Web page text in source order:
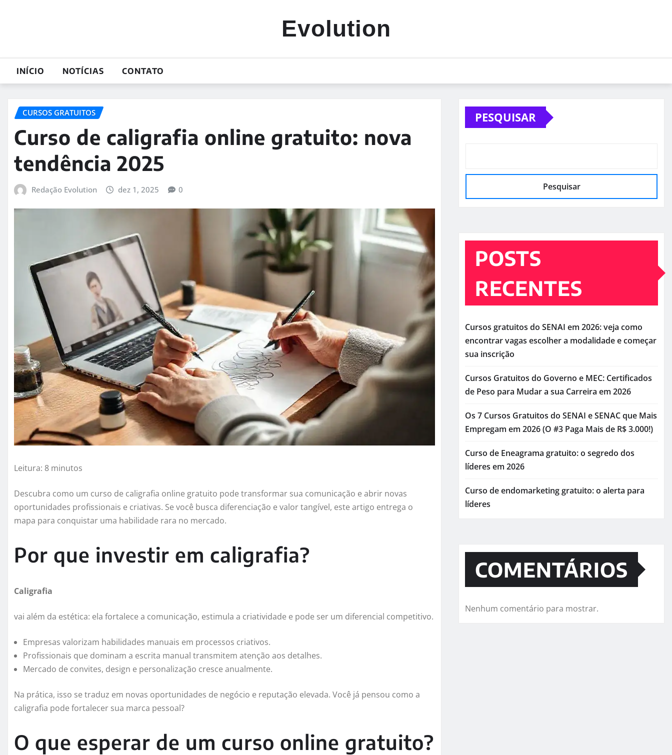
Evolution
INÍCIO NOTÍCIAS CONTATO
CURSOS GRATUITOS
Curso de caligrafia online gratuito: nova
tendência 2025
Redação Evolution dez 1, 2025 0
Leitura: 8 minutos
Descubra como um curso de caligrafia online gratuito pode transformar sua comunicação e abrir novas
oportunidades profissionais e criativas. Se você busca diferenciação e valor tangível, este artigo entrega o
mapa para conquistar uma habilidade rara no mercado.
Por que investir em caligrafia?
Caligrafia
vai além da estética: ela fortalece a comunicação, estimula a criatividade e pode ser um diferencial competitivo.
Empresas valorizam habilidades manuais em processos criativos.
Profissionais que dominam a escrita manual transmitem atenção aos detalhes.
Mercado de convites, design e personalização cresce anualmente.
Na prática, isso se traduz em novas oportunidades de negócio e reputação elevada. Você já pensou como a
caligrafia pode fortalecer sua marca pessoal?
O que esperar de um curso online gratuito?
PESQUISAR
Pesquisar
POSTS
RECENTES
Cursos gratuitos do SENAI em 2026: veja como
encontrar vagas escolher a modalidade e começar
sua inscrição
Cursos Gratuitos do Governo e MEC: Certificados
de Peso para Mudar a sua Carreira em 2026
Os 7 Cursos Gratuitos do SENAI e SENAC que Mais
Empregam em 2026 (O #3 Paga Mais de R$ 3.000!)
Curso de Eneagrama gratuito: o segredo dos
líderes em 2026
Curso de endomarketing gratuito: o alerta para
líderes
COMENTÁRIOS
Nenhum comentário para mostrar.